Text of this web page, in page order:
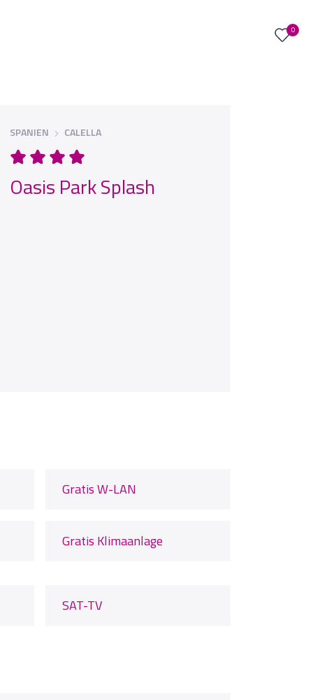
0
SPANIEN CALELLA
Oasis Park Splash
Gratis W-LAN
Gratis Klimaanlage
SAT-TV